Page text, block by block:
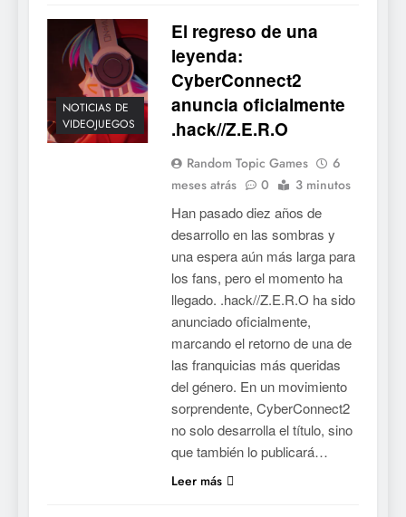
NOTICIAS DE
VIDEOJUEGOS
El regreso de una
leyenda:
CyberConnect2
anuncia oficialmente
.hack//Z.E.R.O
Random Topic Games
6
meses atrás
0 3 minutos
Han pasado diez años de
desarrollo en las sombras y
una espera aún más larga para
los fans, pero el momento ha
llegado. .hack//Z.E.R.O ha sido
anunciado oficialmente,
marcando el retorno de una de
las franquicias más queridas
del género. En un movimiento
sorprendente, CyberConnect2
no solo desarrolla el título, sino
que también lo publicará…
Leer más